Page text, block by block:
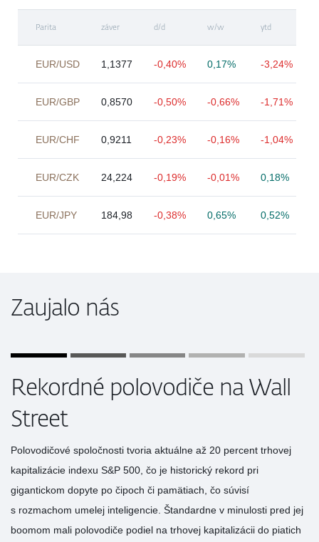
Parita záver d/d w/w ytd
EUR/USD 1,1377 -0,40% 0,17% -3,24%
EUR/GBP 0,8570 -0,50% -0,66% -1,71%
EUR/CHF 0,9211 -0,23% -0,16% -1,04%
EUR/CZK 24,224 -0,19% -0,01% 0,18%
EUR/JPY 184,98 -0,38% 0,65% 0,52%
Zaujalo nás
Rekordné polovodiče na Wall
Street
Polovodičové spoločnosti tvoria aktuálne až 20 percent trhovej
kapitalizácie indexu S&P 500, čo je historický rekord pri
gigantickom dopyte po čipoch či pamätiach, čo súvisí
s rozmachom umelej inteligencie. Štandardne v minulosti pred jej
boomom mali polovodiče podiel na trhovej kapitalizácii do piatich